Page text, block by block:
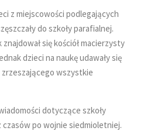
z miejscowości podlegających
do szkoły parafialnej.
się kościół macierzysty
dzieci na naukę udawały się
zrzeszającego wszystkie
dotyczące szkoły
po wojnie siedmioletniej.